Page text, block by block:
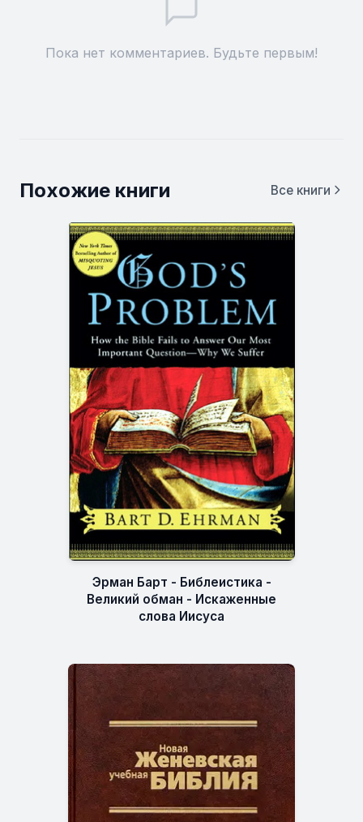
Пока нет комментариев. Будьте первым!
Похожие книги Все книги
Эрман Барт - Библеистика -
Великий обман - Искаженные
слова Иисуса